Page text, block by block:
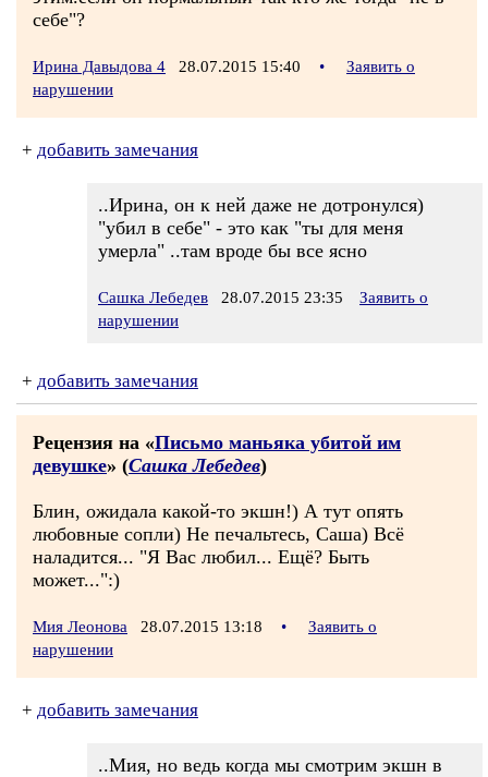
себе"?
Ирина Давыдова 4 28.07.2015 15:40 •
Заявить о
нарушении
+ добавить замечания
..Ирина, он к ней даже не дотронулся)
"убил в себе" - это как "ты для меня
умерла" ..там вроде бы все ясно
Сашка Лебедев 28.07.2015 23:35
Заявить о
нарушении
+ добавить замечания
Рецензия на «Письмо маньяка убитой им
девушке» (Сашка Лебедев)
Блин, ожидала какой-то экшн!) А тут опять
любовные сопли) Не печальтесь, Саша) Всё
наладится... "Я Вас любил... Ещё? Быть
может...":)
Мия Леонова 28.07.2015 13:18 •
Заявить о
нарушении
+ добавить замечания
..Мия, но ведь когда мы смотрим экшн в